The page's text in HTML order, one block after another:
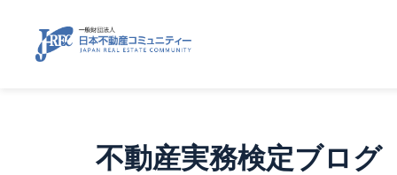
不動産実務検定ブログ